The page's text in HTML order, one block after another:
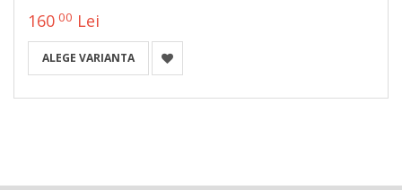
160 00 Lei
ALEGE VARIANTA